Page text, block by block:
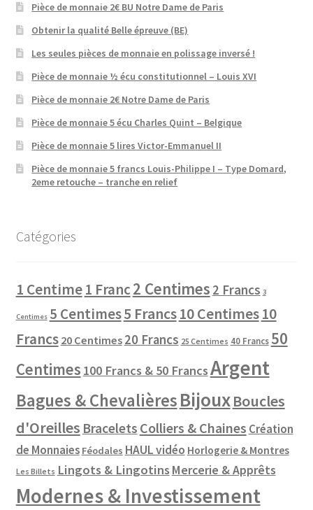
Pièce de monnaie 2€ BU Notre Dame de Paris
Obtenir la qualité Belle épreuve (BE)
Les seules pièces de monnaie en polissage inversé !
Pièce de monnaie ½ écu constitutionnel – Louis XVI
Pièce de monnaie 2€ Notre Dame de Paris
Pièce de monnaie 5 écu Charles Quint – Belgique
Pièce de monnaie 5 lires Victor-Emmanuel II
Pièce de monnaie 5 francs Louis-Philippe I – Type Domard,
2eme retouche – tranche en relief
Catégories
1 Centime1 Franc2 Centimes 2 Francs 3
Centimes 5 Centimes5 Francs10 Centimes10
Francs 20 Centimes 20 Francs 25 Centimes 40 Francs 50
Centimes 100 Francs & 50 FrancsArgent
Bagues & ChevalièresBijouxBoucles
d'Oreilles Bracelets Colliers & Chaines Création
de Monnaies Féodales HAUL vidéo Horlogerie & Montres
Les Billets Lingots & Lingotins Mercerie & Apprêts
Modernes & Investissement